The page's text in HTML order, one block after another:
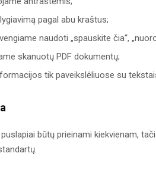
pagal abu kraštus;
naudoti „spauskite čia“,
skanuotų PDF dokumentų;
tik paveikslėliuose su
būtų prieinami kiekvienam,